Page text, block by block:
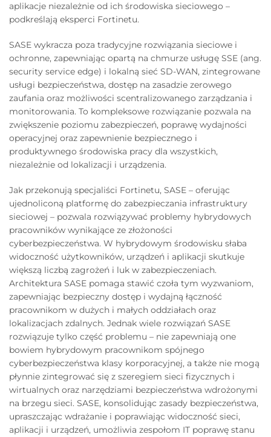
aplikacje niezależnie od ich środowiska sieciowego –
podkreślają eksperci Fortinetu.
SASE wykracza poza tradycyjne rozwiązania sieciowe i
ochronne, zapewniając opartą na chmurze usługę SSE (ang.
security service edge) i lokalną sieć SD-WAN, zintegrowane
usługi bezpieczeństwa, dostęp na zasadzie zerowego
zaufania oraz możliwości scentralizowanego zarządzania i
monitorowania. To kompleksowe rozwiązanie pozwala na
zwiększenie poziomu zabezpieczeń, poprawę wydajności
operacyjnej oraz zapewnienie bezpiecznego i
produktywnego środowiska pracy dla wszystkich,
niezależnie od lokalizacji i urządzenia.
Jak przekonują specjaliści Fortinetu, SASE – oferując
ujednoliconą platformę do zabezpieczania infrastruktury
sieciowej – pozwala rozwiązywać problemy hybrydowych
pracowników wynikające ze złożoności
cyberbezpieczeństwa. W hybrydowym środowisku słaba
widoczność użytkowników, urządzeń i aplikacji skutkuje
większą liczbą zagrożeń i luk w zabezpieczeniach.
Architektura SASE pomaga stawić czoła tym wyzwaniom,
zapewniając bezpieczny dostęp i wydajną łączność
pracownikom w dużych i małych oddziałach oraz
lokalizacjach zdalnych. Jednak wiele rozwiązań SASE
rozwiązuje tylko część problemu – nie zapewniają one
bowiem hybrydowym pracownikom spójnego
cyberbezpieczeństwa klasy korporacyjnej, a także nie mogą
płynnie zintegrować się z szeregiem sieci fizycznych i
wirtualnych oraz narzędziami bezpieczeństwa wdrożonymi
na brzegu sieci. SASE, konsolidując zasady bezpieczeństwa,
upraszczając wdrażanie i poprawiając widoczność sieci,
aplikacji i urządzeń, umożliwia zespołom IT poprawę stanu